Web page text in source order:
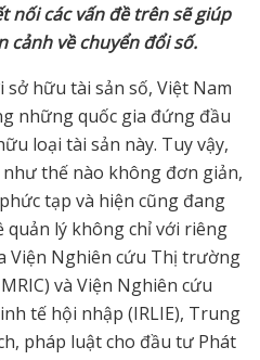
nối các vấn đề trên sẽ giúp
về chuyển đổi số.
hữu tài sản số, Việt Nam
những quốc gia đứng đầu
loại tài sản này. Tuy vậy,
thế nào không đơn giản,
tạp và hiện cũng đang
quản lý không chỉ với riêng
Viện Nghiên cứu Thị trường
và Viện Nghiên cứu
tế hội nhập (IRLIE), Trung
pháp luật cho đầu tư Phát